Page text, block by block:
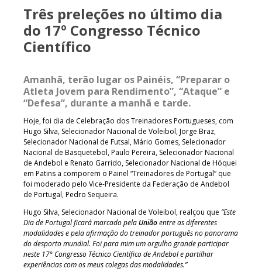
Três preleções no último dia
do 17º Congresso Técnico
Científico
Amanhã, terão lugar os Painéis, “Preparar o
Atleta Jovem para Rendimento”, “Ataque” e
“Defesa”, durante a manhã e tarde.
Hoje, foi dia de Celebração dos Treinadores Portugueses, com
Hugo Silva, Selecionador Nacional de Voleibol, Jorge Braz,
Selecionador Nacional de Futsal, Mário Gomes, Selecionador
Nacional de Basquetebol, Paulo Pereira, Selecionador Nacional
de Andebol e Renato Garrido, Selecionador Nacional de Hóquei
em Patins a comporem o Painel “Treinadores de Portugal” que
foi moderado pelo Vice-Presidente da Federação de Andebol
de Portugal, Pedro Sequeira.
Hugo Silva, Selecionador Nacional de Voleibol, realçou que “Este
Dia de Portugal ficará marcado pela Uniãoentre as diferentes
modalidades e pela afirmação do treinador português no panorama
do desporto mundial. Foi para mim um orgulho grande participar
neste 17° Congresso Técnico Científico de Andebol e partilhar
experiências com os meus colegas das modalidades.”